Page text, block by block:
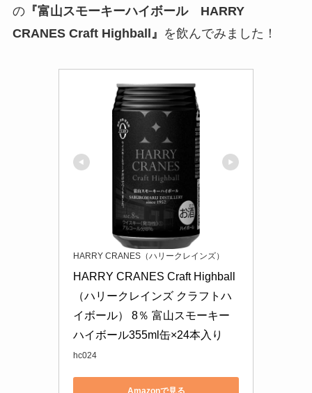
の『富山スモーキーハイボール HARRY
CRANES Craft Highball』 を飲んでみました！
HARRY CRANES（ハリークレインズ）
HARRY CRANES Craft Highball
（ハリークレインズ クラフトハ
イボール） 8％ 富山スモーキー
ハイボール355ml缶×24本入り
hc024
Amazonで見る